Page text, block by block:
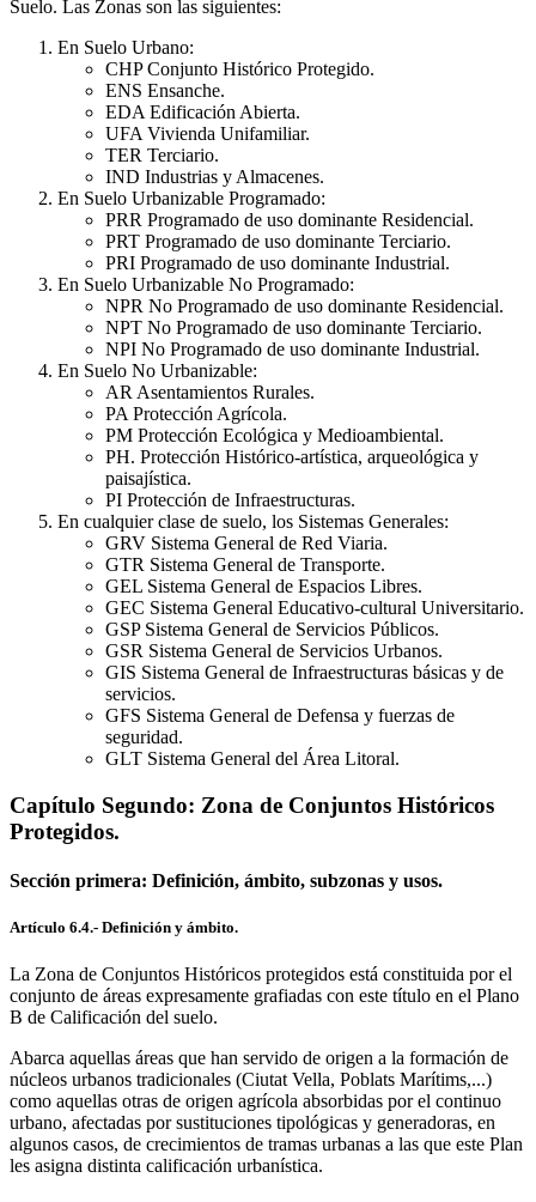
Suelo. Las Zonas son las siguientes:
En Suelo Urbano:
CHP Conjunto Histórico Protegido.
ENS Ensanche.
EDA Edificación Abierta.
UFA Vivienda Unifamiliar.
TER Terciario.
IND Industrias y Almacenes.
En Suelo Urbanizable Programado:
PRR Programado de uso dominante Residencial.
PRT Programado de uso dominante Terciario.
PRI Programado de uso dominante Industrial.
En Suelo Urbanizable No Programado:
NPR No Programado de uso dominante Residencial.
NPT No Programado de uso dominante Terciario.
NPI No Programado de uso dominante Industrial.
En Suelo No Urbanizable:
AR Asentamientos Rurales.
PA Protección Agrícola.
PM Protección Ecológica y Medioambiental.
PH. Protección Histórico-artística, arqueológica y
paisajística.
PI Protección de Infraestructuras.
En cualquier clase de suelo, los Sistemas Generales:
GRV Sistema General de Red Viaria.
GTR Sistema General de Transporte.
GEL Sistema General de Espacios Libres.
GEC Sistema General Educativo-cultural Universitario.
GSP Sistema General de Servicios Públicos.
GSR Sistema General de Servicios Urbanos.
GIS Sistema General de Infraestructuras básicas y de
servicios.
GFS Sistema General de Defensa y fuerzas de
seguridad.
GLT Sistema General del Área Litoral.
Capítulo Segundo: Zona de Conjuntos Históricos
Protegidos.
Sección primera: Definición, ámbito, subzonas y usos.
Artículo 6.4.- Definición y ámbito.
La Zona de Conjuntos Históricos protegidos está constituida por el
conjunto de áreas expresamente grafiadas con este título en el Plano
B de Calificación del suelo.
Abarca aquellas áreas que han servido de origen a la formación de
núcleos urbanos tradicionales (Ciutat Vella, Poblats Marítims,...)
como aquellas otras de origen agrícola absorbidas por el continuo
urbano, afectadas por sustituciones tipológicas y generadoras, en
algunos casos, de crecimientos de tramas urbanas a las que este Plan
les asigna distinta calificación urbanística.